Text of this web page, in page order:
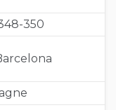
350